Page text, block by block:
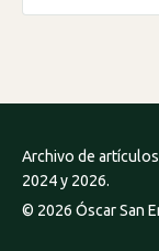
Archivo de
2024 y 2026.
© 2026 Óscar San